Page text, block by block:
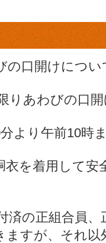
の口開けにつ
りあわびの口
より午前10時
衣を着用して安
の正組合員、
ますが、それ